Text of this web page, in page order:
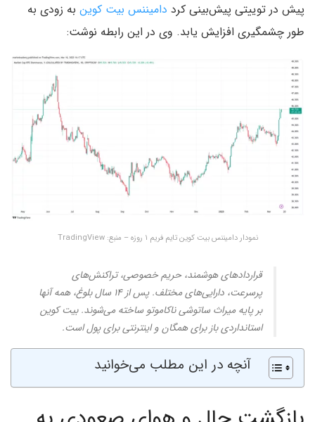
پیش در توییتی پیش‌بینی کرد دامیننس بیت کوین به زودی به
طور چشمگیری افزایش یابد. وی در این رابطه نوشت:
نمودار دامیننس بیت کوین تایم فریم ۱ روزه – منبع: TradingView
قراردادهای هوشمند، حریم خصوصی، تراکنش‌های
پرسرعت، دارایی‌های مختلف. پس از ۱۴ سال بلوغ، همه آنها
بر پایه میراث ساتوشی ناکاموتو ساخته می‌شوند. بیت کوین
استانداردی باز برای همگان و اینترنتی برای پول است.
آنچه در این مطلب می‌خوانید